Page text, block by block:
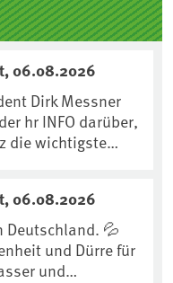
06.08.2026
Dirk Messner
hr INFO darüber,
episode/urn
06.08.2026
Deutschland. 💦
und Dürre für
und